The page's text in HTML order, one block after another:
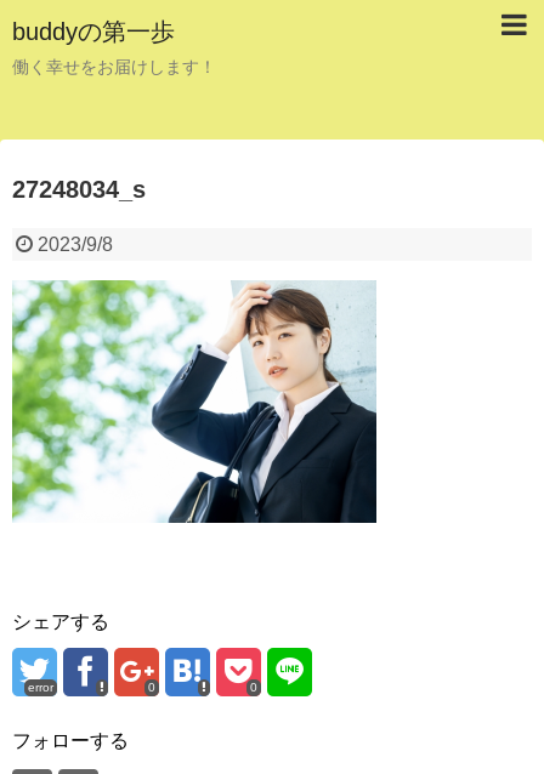
buddyの第一歩
働く幸せをお届けします！
27248034_s
2023/9/8
シェアする
error 0 0
フォローする